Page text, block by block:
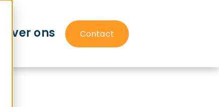
Over ons Contact